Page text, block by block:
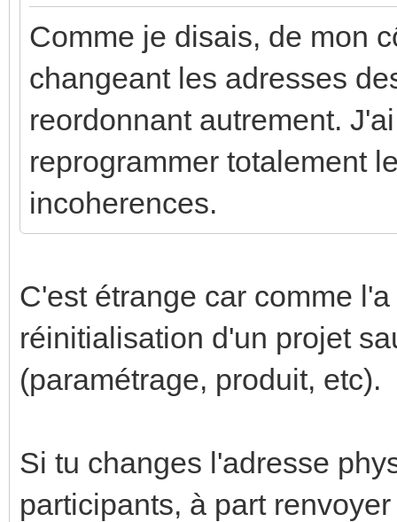
Comme je disais, de mon
changeant les adresses
reordonnant autrement.
reprogrammer totalement
incoherences.
C'est étrange car comme
réinitialisation d'un projet
(paramétrage, produit, etc).
Si tu changes l'adresse
participants, à part